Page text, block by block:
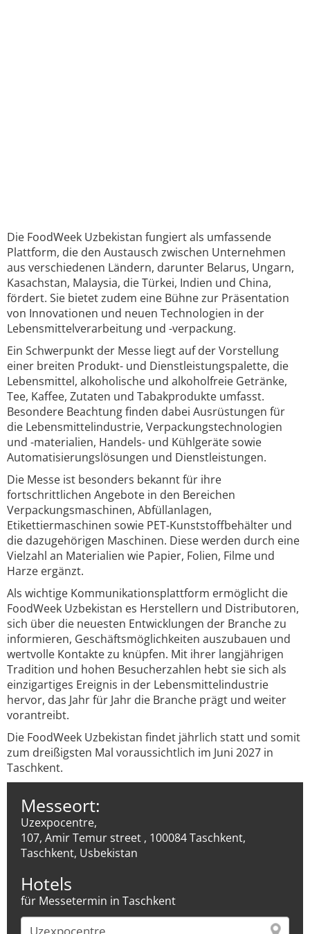
Die FoodWeek Uzbekistan fungiert als umfassende
Plattform, die den Austausch zwischen Unternehmen
aus verschiedenen Ländern, darunter Belarus, Ungarn,
Kasachstan, Malaysia, die Türkei, Indien und China,
fördert. Sie bietet zudem eine Bühne zur Präsentation
von Innovationen und neuen Technologien in der
Lebensmittelverarbeitung und -verpackung.
Ein Schwerpunkt der Messe liegt auf der Vorstellung
einer breiten Produkt- und Dienstleistungspalette, die
Lebensmittel, alkoholische und alkoholfreie Getränke,
Tee, Kaffee, Zutaten und Tabakprodukte umfasst.
Besondere Beachtung finden dabei Ausrüstungen für
die Lebensmittelindustrie, Verpackungstechnologien
und -materialien, Handels- und Kühlgeräte sowie
Automatisierungslösungen und Dienstleistungen.
Die Messe ist besonders bekannt für ihre
fortschrittlichen Angebote in den Bereichen
Verpackungsmaschinen, Abfüllanlagen,
Etikettiermaschinen sowie PET-Kunststoffbehälter und
die dazugehörigen Maschinen. Diese werden durch eine
Vielzahl an Materialien wie Papier, Folien, Filme und
Harze ergänzt.
Als wichtige Kommunikationsplattform ermöglicht die
FoodWeek Uzbekistan es Herstellern und Distributoren,
sich über die neuesten Entwicklungen der Branche zu
informieren, Geschäftsmöglichkeiten auszubauen und
wertvolle Kontakte zu knüpfen. Mit ihrer langjährigen
Tradition und hohen Besucherzahlen hebt sie sich als
einzigartiges Ereignis in der Lebensmittelindustrie
hervor, das Jahr für Jahr die Branche prägt und weiter
vorantreibt.
Die FoodWeek Uzbekistan findet jährlich statt und somit
zum dreißigsten Mal voraussichtlich im Juni 2027 in
Taschkent.
Messeort:
Uzexpocentre,
107, Amir Temur street , 100084 Taschkent,
Taschkent, Usbekistan
Hotels
für Messetermin in Taschkent